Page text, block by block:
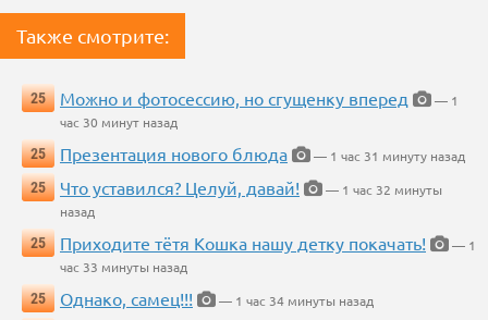
Также смотрите:
25 Можно и фотосессию, но сгущенку вперед
— 1
час 30 минут назад
25
Презентация нового блюда
— 1 час 31 минуту назад
25
Что уставился? Целуй, давай!
— 1 час 32 минуты
назад
25
Приходите тётя Кошка нашу детку покачать!
— 1
час 33 минуты назад
25
Однако, самец!!!
— 1 час 34 минуты назад